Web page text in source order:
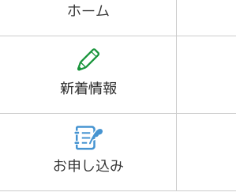
ホーム
新着情報
お申し込み